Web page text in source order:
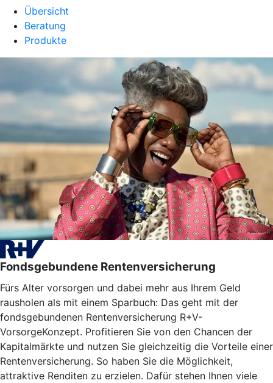
Übersicht
Beratung
Produkte
Fondsgebundene Rentenversicherung
Fürs Alter vorsorgen und dabei mehr aus Ihrem Geld
rausholen als mit einem Sparbuch: Das geht mit der
fondsgebundenen Rentenversicherung R+V-
VorsorgeKonzept. Profitieren Sie von den Chancen der
Kapitalmärkte und nutzen Sie gleichzeitig die Vorteile einer
Rentenversicherung. So haben Sie die Möglichkeit,
attraktive Renditen zu erzielen. Dafür stehen Ihnen viele